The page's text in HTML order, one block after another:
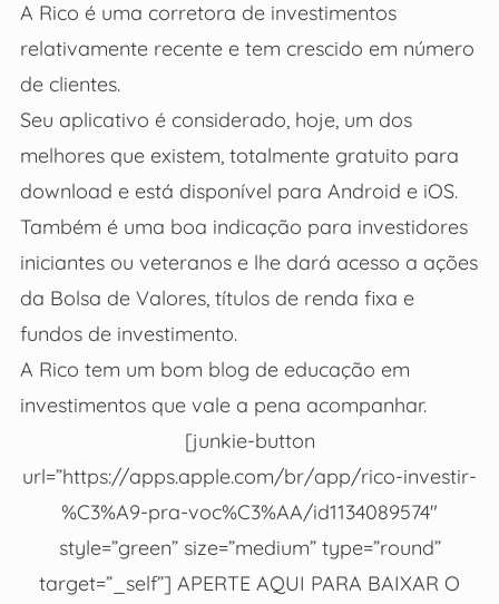
A Rico é uma corretora de investimentos
relativamente recente e tem crescido em número
de clientes.
Seu aplicativo é considerado, hoje, um dos
melhores que existem, totalmente gratuito para
download e está disponível para Android e iOS.
Também é uma boa indicação para investidores
iniciantes ou veteranos e lhe dará acesso a ações
da Bolsa de Valores, títulos de renda fixa e
fundos de investimento.
A Rico tem um bom blog de educação em
investimentos que vale a pena acompanhar.
[junkie-button
url=”https://apps.apple.com/br/app/rico-investir-
%C3%A9-pra-voc%C3%AA/id1134089574″
style=”green” size=”medium” type=”round”
target=”_self”] APERTE AQUI PARA BAIXAR O